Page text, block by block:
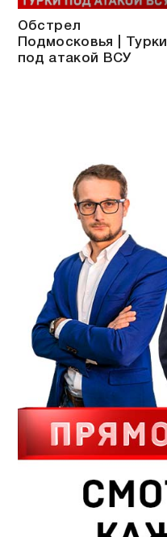
Обстрел
Подмосковья | Турки
под атакой ВСУ